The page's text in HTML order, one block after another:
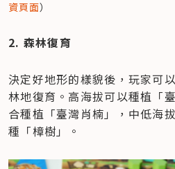
資頁面）
2. 森林復育
決定好地形的樣貌後，玩家可
林地復育。高海拔可以種植「
合種植「臺灣肖楠」，中低海
種「樟樹」。